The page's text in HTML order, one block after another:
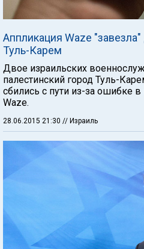
Аппликация Waze
Туль-Карем
Двое израильских
палестинский город Туль-
сбились с пути из-за ошибке
Waze.
28.06.2015 21:30 // Израиль